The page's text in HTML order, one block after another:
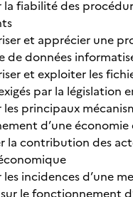
la fiabilité des
et apprécier une
de données
et exploiter les
par la législation
les principaux
d’une économie
la contribution des
les incidences d’une
le fonctionnement